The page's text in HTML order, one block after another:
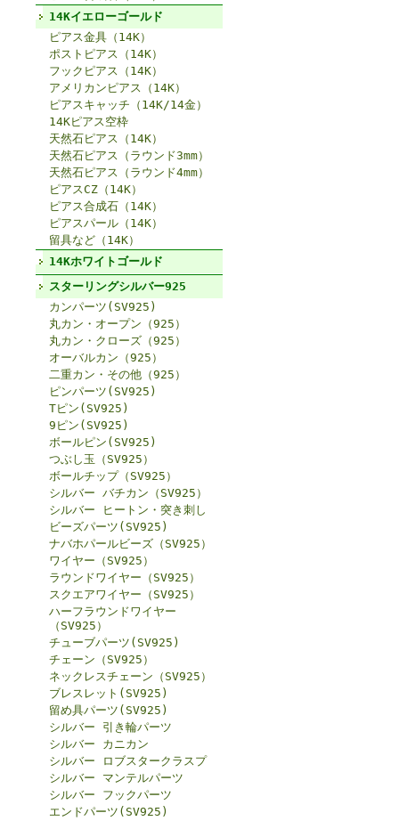
14Kイエローゴールド
ピアス金具（14K）
ポストピアス（14K）
フックピアス（14K）
アメリカンピアス（14K）
ピアスキャッチ（14K/14金）
14Kピアス空枠
天然石ピアス（14K）
天然石ピアス（ラウンド3mm）
天然石ピアス（ラウンド4mm）
ピアスCZ（14K）
ピアス合成石（14K）
ピアスパール（14K）
留具など（14K）
14Kホワイトゴールド
スターリングシルバー925
カンパーツ(SV925)
丸カン・オープン（925）
丸カン・クローズ（925）
オーバルカン（925）
二重カン・その他（925）
ピンパーツ(SV925)
Tピン(SV925)
9ピン(SV925)
ボールピン(SV925)
つぶし玉（SV925）
ボールチップ（SV925）
シルバー バチカン（SV925）
シルバー ヒートン・突き刺し
ビーズパーツ(SV925)
ナバホパールビーズ（SV925）
ワイヤー（SV925）
ラウンドワイヤー（SV925）
スクエアワイヤー（SV925）
ハーフラウンドワイヤー
（SV925）
チューブパーツ(SV925)
チェーン（SV925）
ネックレスチェーン（SV925）
ブレスレット(SV925)
留め具パーツ(SV925)
シルバー 引き輪パーツ
シルバー カニカン
シルバー ロブスタークラスプ
シルバー マンテルパーツ
シルバー フックパーツ
エンドパーツ(SV925)